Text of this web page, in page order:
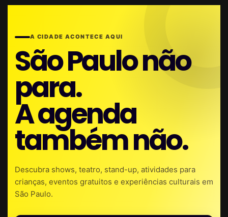
A CIDADE ACONTECE AQUI
São Paulo não
para.
A agenda
também não.
Descubra shows, teatro, stand-up, atividades para
crianças, eventos gratuitos e experiências culturais em
São Paulo.